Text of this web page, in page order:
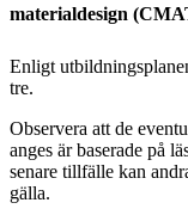
materialdesign
Enligt
tre.
Observera att de
anges är baserade på
senare tillfälle kan
gälla.